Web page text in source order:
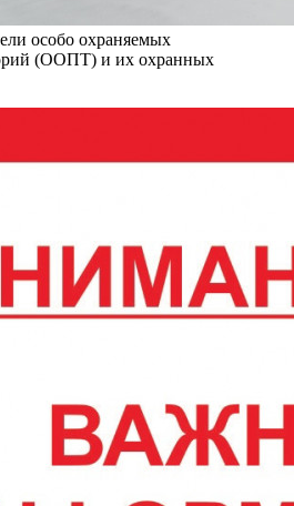
особо охраняемых
(ООПТ) и их охранных